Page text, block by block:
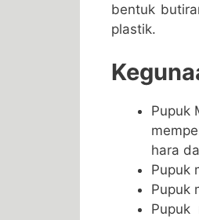
bentuk
plastik.
Pupuk
hara
Pupuk
Pupuk
Pupuk